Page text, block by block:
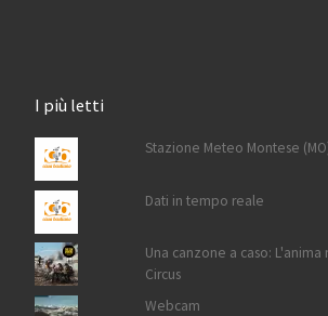
I più letti
Stazione Meteo Montese
Dati in tempo reale
Una canzone a caso:
Circus
Webcam